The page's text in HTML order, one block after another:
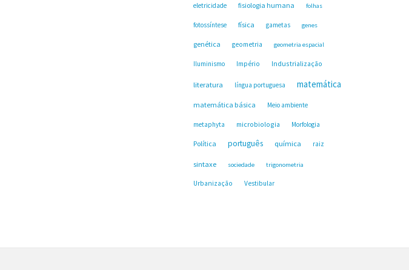
eletricidade fisiologia humana folhas
fotossíntese física gametas genes
genética geometria geometria espacial
Iluminismo Império Industrialização
literatura língua portuguesa matemática
matemática básica Meio ambiente
metaphyta microbiologia Morfologia
Política português química raiz
sintaxe sociedade trigonometria
Urbanização Vestibular